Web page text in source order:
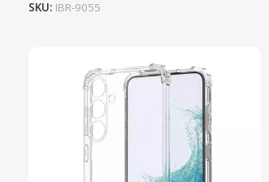
SKU: IBR-9055